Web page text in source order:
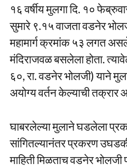
१६ वर्षीय मुलगा दि. १०
सुमारे ९.१५ वाजता वडनेर
महामार्ग क्रमांक ५३ लगत
मंदिराजवळ बसलेला होता.
६०, रा. वडनेर भोलजी) याने
अयोग्य वर्तन केल्याची तक्रार
घाबरलेल्या मुलाने घडलेला
सांगितल्यानंतर प्रकरण
माहिती मिळताच वडनेर भोलजी